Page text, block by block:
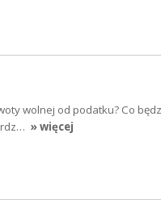
wolnej od podatku? Co
» więcej